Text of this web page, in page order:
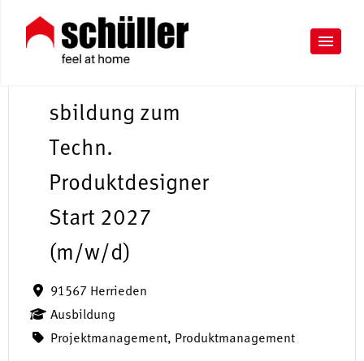
sbildung zum
Techn.
Produktdesigner
Start 2027
(m/w/d)
91567 Herrieden
Ausbildung
Projektmanagement, Produktmanagement